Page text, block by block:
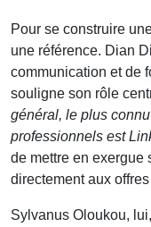
Pour se construire
une référence. Dian
communication et de
souligne son rôle
général, le plus
professionnels est
de mettre en exergue
directement aux offres
Sylvanus Oloukou,